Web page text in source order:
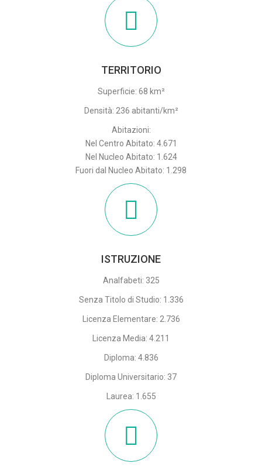
TERRITORIO
Superficie: 68 km²
Densità: 236 abitanti/km²
Abitazioni:
Nel Centro Abitato: 4.671
Nel Nucleo Abitato: 1.624
Fuori dal Nucleo Abitato: 1.298
ISTRUZIONE
Analfabeti: 325
Senza Titolo di Studio: 1.336
Licenza Elementare: 2.736
Licenza Media: 4.211
Diploma: 4.836
Diploma Universitario: 37
Laurea: 1.655